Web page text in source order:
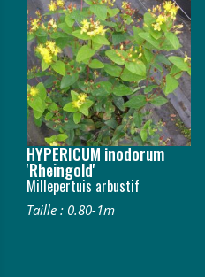
HYPERICUM inodorum
'Rheingold'
Millepertuis arbustif
Taille : 0.80-1m